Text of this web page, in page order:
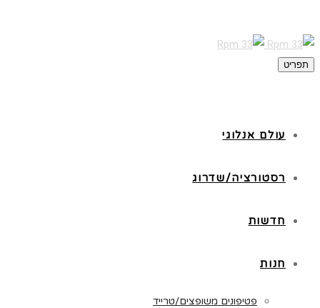
תפריט
עולם אנלוגי
רסטורציה/שדרוג
חדשות
חנות
פטיפונים משופצים/טרייד